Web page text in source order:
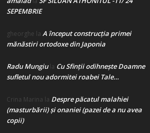
SEPEMBRIE
gheorghe la A început construcţia primei
mănăstiri ortodoxe din Japonia
Radu Mungiula Cu Sfinții odihnește Doamne
sufletul nou adormitei roabei Tale…
Crina Marina la Despre păcatul malahiei
(masturbării) şi onaniei (pazei de a nu avea
copii)